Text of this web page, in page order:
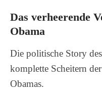
Das verheerende
Obama
Die politische Story
komplette Scheitern
Obamas.